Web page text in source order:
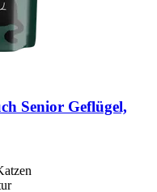
Senior Geflügel,